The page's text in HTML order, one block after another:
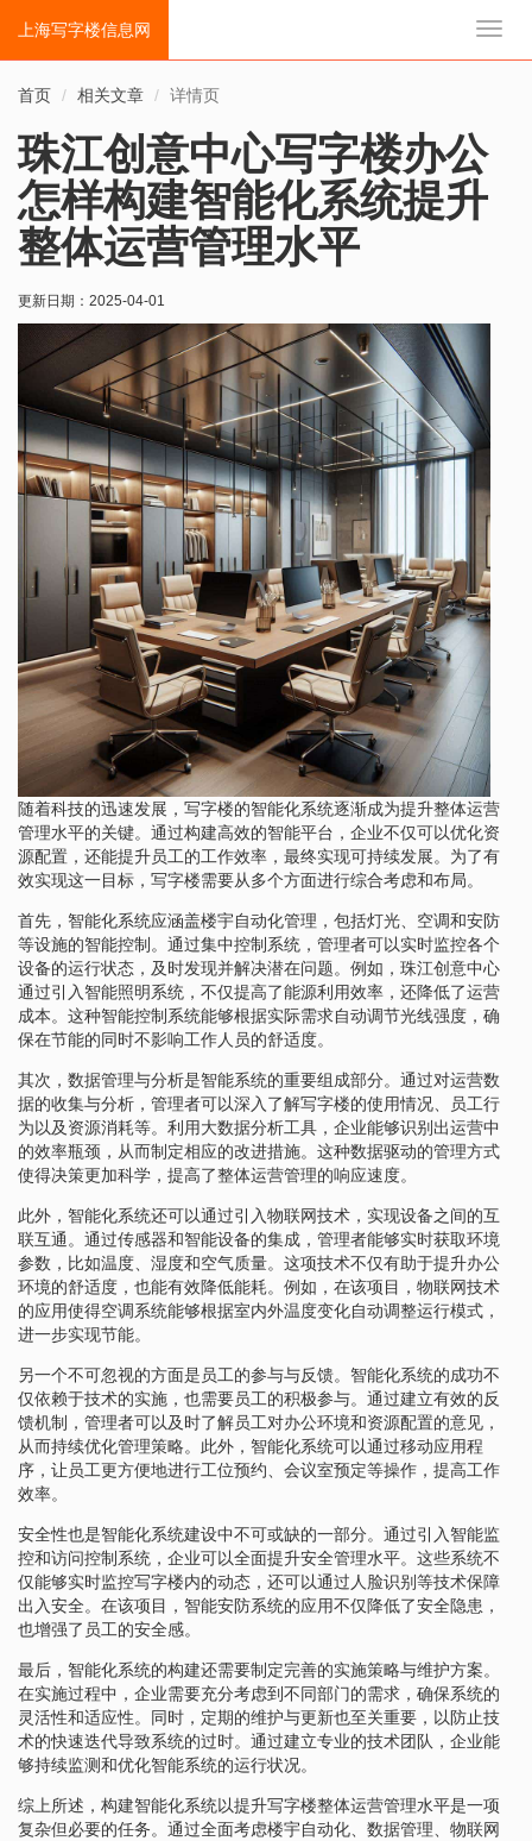
切
上海写字楼信息网
首页 相关文章 详情页
珠江创意中心写字楼办公
怎样构建智能化系统提升
整体运营管理水平
更新日期： 2025-04-01
随着科技的迅速发展，写字楼的智能化系统逐渐成为提升整体运营
管理水平的关键。通过构建高效的智能平台，企业不仅可以优化资
源配置，还能提升员工的工作效率，最终实现可持续发展。为了有
效实现这一目标，写字楼需要从多个方面进行综合考虑和布局。
首先，智能化系统应涵盖楼宇自动化管理，包括灯光、空调和安防
等设施的智能控制。通过集中控制系统，管理者可以实时监控各个
设备的运行状态，及时发现并解决潜在问题。例如，珠江创意中心
通过引入智能照明系统，不仅提高了能源利用效率，还降低了运营
成本。这种智能控制系统能够根据实际需求自动调节光线强度，确
保在节能的同时不影响工作人员的舒适度。
其次，数据管理与分析是智能系统的重要组成部分。通过对运营数
据的收集与分析，管理者可以深入了解写字楼的使用情况、员工行
为以及资源消耗等。利用大数据分析工具，企业能够识别出运营中
的效率瓶颈，从而制定相应的改进措施。这种数据驱动的管理方式
使得决策更加科学，提高了整体运营管理的响应速度。
此外，智能化系统还可以通过引入物联网技术，实现设备之间的互
联互通。通过传感器和智能设备的集成，管理者能够实时获取环境
参数，比如温度、湿度和空气质量。这项技术不仅有助于提升办公
环境的舒适度，也能有效降低能耗。例如，在该项目，物联网技术
的应用使得空调系统能够根据室内外温度变化自动调整运行模式，
进一步实现节能。
另一个不可忽视的方面是员工的参与与反馈。智能化系统的成功不
仅依赖于技术的实施，也需要员工的积极参与。通过建立有效的反
馈机制，管理者可以及时了解员工对办公环境和资源配置的意见，
从而持续优化管理策略。此外，智能化系统可以通过移动应用程
序，让员工更方便地进行工位预约、会议室预定等操作，提高工作
效率。
安全性也是智能化系统建设中不可或缺的一部分。通过引入智能监
控和访问控制系统，企业可以全面提升安全管理水平。这些系统不
仅能够实时监控写字楼内的动态，还可以通过人脸识别等技术保障
出入安全。在该项目，智能安防系统的应用不仅降低了安全隐患，
也增强了员工的安全感。
最后，智能化系统的构建还需要制定完善的实施策略与维护方案。
在实施过程中，企业需要充分考虑到不同部门的需求，确保系统的
灵活性和适应性。同时，定期的维护与更新也至关重要，以防止技
术的快速迭代导致系统的过时。通过建立专业的技术团队，企业能
够持续监测和优化智能系统的运行状况。
综上所述，构建智能化系统以提升写字楼整体运营管理水平是一项
复杂但必要的任务。通过全面考虑楼宇自动化、数据管理、物联网